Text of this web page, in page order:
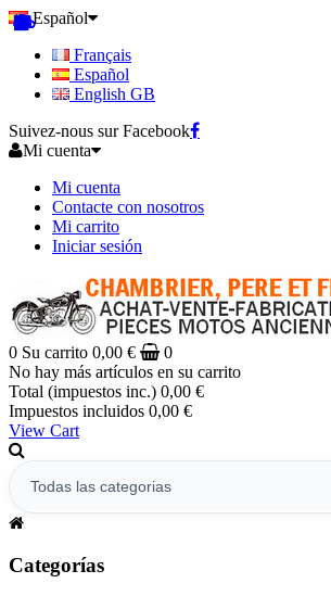
Español
Français
Español
English GB
Suivez-nous sur Facebook
Mi cuenta
Mi cuenta
Contacte con nosotros
Mi carrito
Iniciar sesión
0 Su carrito 0,00 €
0
No hay más artículos en su carrito
Total (impuestos inc.) 0,00 €
Impuestos incluidos 0,00 €
View Cart
Categorías